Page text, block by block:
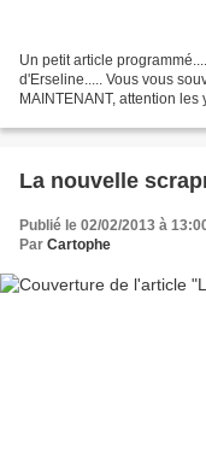
Un petit article
d'Erseline..... Vous vous
MAINTENANT, attention les
La nouvelle
Publié le 02/02/2013 à
Par Cartophe